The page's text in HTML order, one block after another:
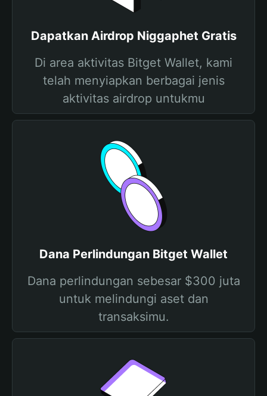
Dapatkan Airdrop Niggaphet Gratis
Di area aktivitas Bitget Wallet, kami
telah menyiapkan berbagai jenis
aktivitas airdrop untukmu
Dana Perlindungan Bitget Wallet
Dana perlindungan sebesar $300 juta
untuk melindungi aset dan
transaksimu.